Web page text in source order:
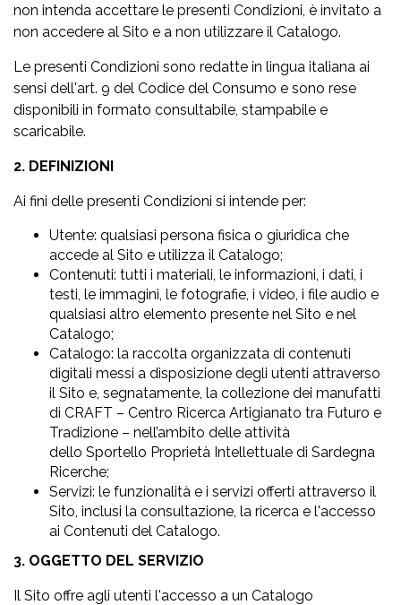
non intenda accettare le presenti Condizioni, è invitato a
non accedere al Sito e a non utilizzare il Catalogo.
Le presenti Condizioni sono redatte in lingua italiana ai
sensi dell'art. 9 del Codice del Consumo e sono rese
disponibili in formato consultabile, stampabile e
scaricabile.
2. DEFINIZIONI
Ai fini delle presenti Condizioni si intende per:
Utente: qualsiasi persona fisica o giuridica che
accede al Sito e utilizza il Catalogo;
Contenuti: tutti i materiali, le informazioni, i dati, i
testi, le immagini, le fotografie, i video, i file audio e
qualsiasi altro elemento presente nel Sito e nel
Catalogo;
Catalogo: la raccolta organizzata di contenuti
digitali messi a disposizione degli utenti attraverso
il Sito e, segnatamente, la collezione dei manufatti
di CRAFT – Centro Ricerca Artigianato tra Futuro e
Tradizione – nell’ambito delle attività
dello Sportello Proprietà Intellettuale di Sardegna
Ricerche;
Servizi: le funzionalità e i servizi offerti attraverso il
Sito, inclusi la consultazione, la ricerca e l'accesso
ai Contenuti del Catalogo.
3. OGGETTO DEL SERVIZIO
Il Sito offre agli utenti l'accesso a un Catalogo